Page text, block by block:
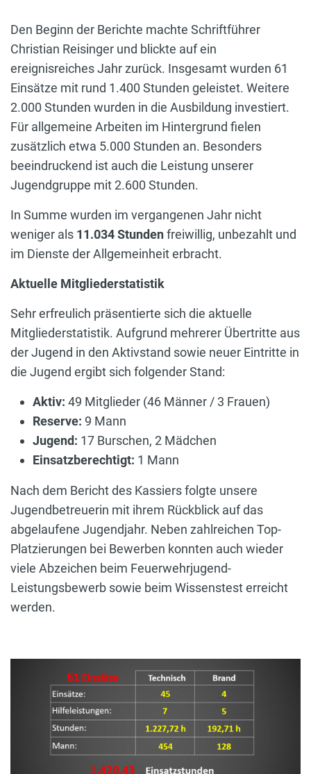
Den Beginn der Berichte machte Schriftführer
Christian Reisinger und blickte auf ein
ereignisreiches Jahr zurück. Insgesamt wurden 61
Einsätze mit rund 1.400 Stunden geleistet. Weitere
2.000 Stunden wurden in die Ausbildung investiert.
Für allgemeine Arbeiten im Hintergrund fielen
zusätzlich etwa 5.000 Stunden an. Besonders
beeindruckend ist auch die Leistung unserer
Jugendgruppe mit 2.600 Stunden.
In Summe wurden im vergangenen Jahr nicht
weniger als 11.034 Stundenfreiwillig, unbezahlt und
im Dienste der Allgemeinheit erbracht.
Aktuelle Mitgliederstatistik
Sehr erfreulich präsentierte sich die aktuelle
Mitgliederstatistik. Aufgrund mehrerer Übertritte aus
der Jugend in den Aktivstand sowie neuer Eintritte in
die Jugend ergibt sich folgender Stand:
Aktiv: 49 Mitglieder (46 Männer / 3 Frauen)
Reserve: 9 Mann
Jugend: 17 Burschen, 2 Mädchen
Einsatzberechtigt: 1 Mann
Nach dem Bericht des Kassiers folgte unsere
Jugendbetreuerin mit ihrem Rückblick auf das
abgelaufene Jugendjahr. Neben zahlreichen Top-
Platzierungen bei Bewerben konnten auch wieder
viele Abzeichen beim Feuerwehrjugend-
Leistungsbewerb sowie beim Wissenstest erreicht
werden.